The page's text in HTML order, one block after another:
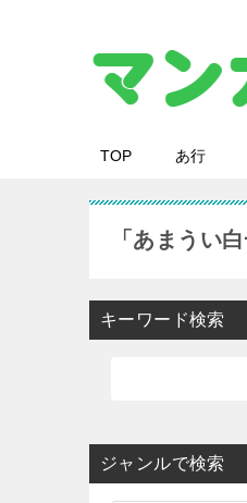
TOP あ行
「あまうい
キーワード検索
ジャンルで検索